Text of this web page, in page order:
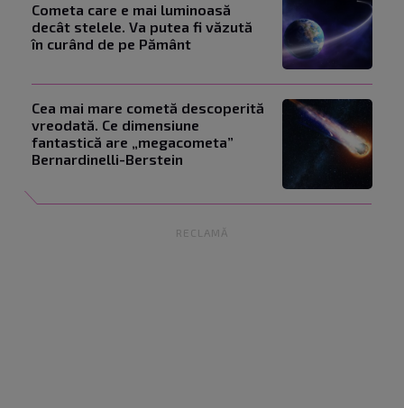
Cometa care e mai luminoasă
decât stelele. Va putea fi văzută
în curând de pe Pământ
Cea mai mare cometă descoperită
vreodată. Ce dimensiune
fantastică are „megacometa”
Bernardinelli-Berstein
RECLAMĂ